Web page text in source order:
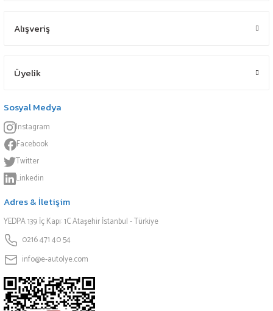
Alışveriş
Üyelik
Sosyal Medya
Instagram
Facebook
Twitter
Linkedin
Adres & İletişim
YEDPA 139 İç Kapı: 1C Ataşehir İstanbul - Türkiye
0216 471 40 54
info@e-autolye.com